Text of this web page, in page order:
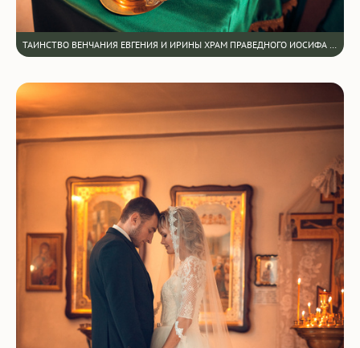
ТАИНСТВО ВЕНЧАНИЯ ЕВГЕНИЯ И ИРИНЫ ХРАМ ПРАВЕДНОГО ИОСИФА ОБРУЧНИКА